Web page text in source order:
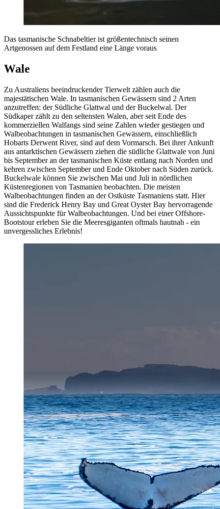
Das tasmanische Schnabeltier ist größentechnisch seinen
Artgenossen auf dem Festland eine Länge voraus
Wale
Zu Australiens beeindruckender Tierwelt zählen auch die
majestätischen Wale. In tasmanischen Gewässern sind 2 Arten
anzutreffen: der Südliche Glattwal und der Buckelwal. Der
Südkaper zählt zu den seltensten Walen, aber seit Ende des
kommerziellen Walfangs sind seine Zahlen wieder gestiegen und
Walbeobachtungen in tasmanischen Gewässern, einschließlich
Hobarts Derwent River, sind auf dem Vormarsch. Bei ihrer Ankunft
aus antarktischen Gewässern ziehen die südliche Glattwale von Juni
bis September an der tasmanischen Küste entlang nach Norden und
kehren zwischen September und Ende Oktober nach Süden zurück.
Buckelwale können Sie zwischen Mai und Juli in nördlichen
Küstenregionen von Tasmanien beobachten. Die meisten
Walbeobachtungen finden an der Ostküste Tasmaniens statt. Hier
sind die Frederick Henry Bay und Great Oyster Bay hervorragende
Aussichtspunkte für Walbeobachtungen. Und bei einer Offshore-
Bootstour erleben Sie die Meeresgiganten oftmals hautnah - ein
unvergessliches Erlebnis!